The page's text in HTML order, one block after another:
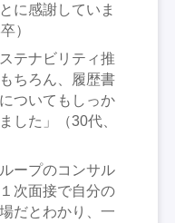
に感謝していま
）
テナビリティ推
ちろん、履歴書
ついてもしっか
した」（30代、
ープのコンサル
次面接で自分の
だとわかり、一